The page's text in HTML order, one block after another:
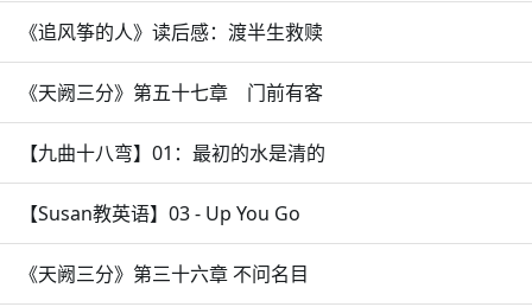
《追风筝的人》读后感：渡半生救赎
《天阙三分》第五十七章 门前有客
【九曲十八弯】01：最初的水是清的
【Susan教英语】03 - Up You Go
《天阙三分》第三十六章 不问名目